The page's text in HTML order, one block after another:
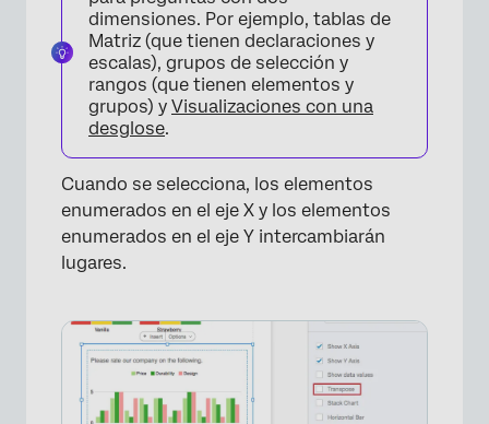
dimensiones. Por ejemplo, tablas de
Matriz (que tienen declaraciones y
escalas), grupos de selección y
rangos (que tienen elementos y
grupos) y Visualizaciones con una
desglose.
Cuando se selecciona, los elementos
enumerados en el eje X y los elementos
enumerados en el eje Y intercambiarán
lugares.